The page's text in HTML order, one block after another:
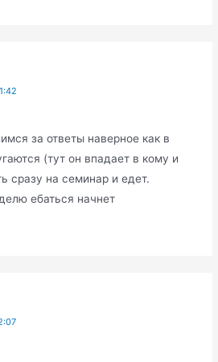
за ответы наверное как в
(тут он впадает в кому и
сразу на семинар и едет.
ебаться начнет